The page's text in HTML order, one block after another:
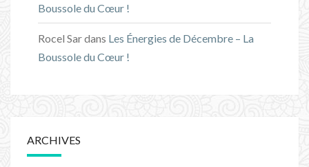
Boussole du Cœur !
Rocel Sardans Les Énergies de Décembre – La
Boussole du Cœur !
ARCHIVES